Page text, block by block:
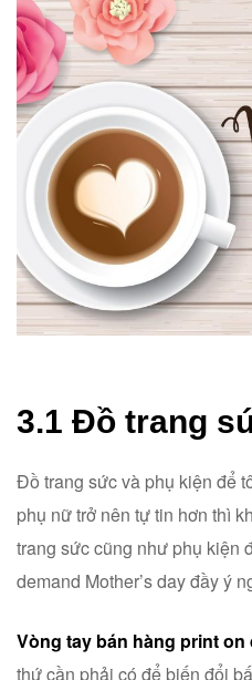
3.1 Đồ trang
Đồ trang sức và phụ kiện để
phụ nữ trở nên tự tin hơn thì
trang sức cũng như phụ kiện
demand Mother’s day đầy ý
Vòng tay bán hàng print on
thứ cần phải có để biến đổi